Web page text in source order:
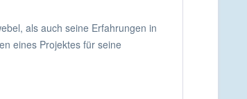
als auch seine Erfahrungen in
eines Projektes für seine